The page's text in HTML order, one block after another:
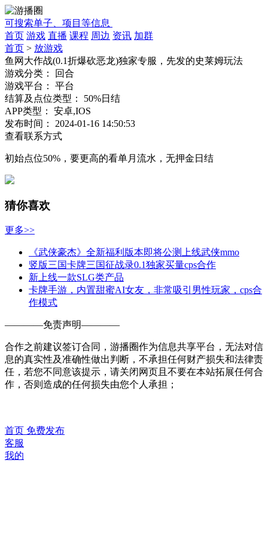
可搜索单子、项目等信息
首页 游戏 直播 课程 周边 资讯 加群
首页 > 放游戏
鱼网大作战(0.1折爆砍恶龙)独家专服，先发的史莱姆玩法
游戏分类：
回合
游戏平台：
平台
结算及点位类型：
50%日结
APP类型：
安卓,IOS
发布时间：
2024-01-16 14:50:53
查看联系方式
初始点位50%，要更高的看单月流水，无押金日结
猜你喜欢
更多>>
《武侠豪杰》全新福利版本即将公测上线武侠mmo
竖版三国卡牌三国征战录0.1独家买量cps合作
新上线一款SLG类产品
卡牌手游，内置甜蜜AI女友，非常吸引男性玩家，cps合
作模式
————免责声明————
合作之前建议签订合同，游播圈作为信息共享平台，无法对信
息的真实性及准确性做出判断，不承担任何财产损失和法律责
任，若您不同意该提示，请关闭网页且不要在本站拓展任何合
作，否则造成的任何损失由您个人承担；
首页 免费发布
客服
我的